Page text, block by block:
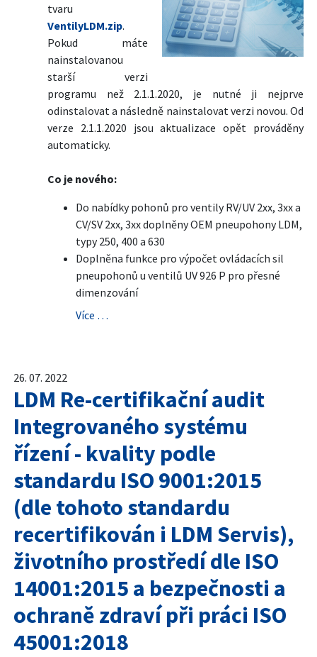
tvaru
VentilyLDM.zip.
Pokud máte
nainstalovanou
starší verzi
programu než 2.1.1.2020, je nutné ji nejprve
odinstalovat a následně nainstalovat verzi novou. Od
verze 2.1.1.2020 jsou aktualizace opět prováděny
automaticky.
Co je nového:
Do nabídky pohonů pro ventily RV/UV 2xx, 3xx a
CV/SV 2xx, 3xx doplněny OEM pneupohony LDM,
typy 250, 400 a 630
Doplněna funkce pro výpočet ovládacích sil
pneupohonů u ventilů UV 926 P pro přesné
dimenzování
Více …
26. 07. 2022
LDM Re-certifikační audit
Integrovaného systému
řízení - kvality podle
standardu ISO 9001:2015
(dle tohoto standardu
recertifikován i LDM Servis),
životního prostředí dle ISO
14001:2015 a bezpečnosti a
ochraně zdraví při práci ISO
45001:2018